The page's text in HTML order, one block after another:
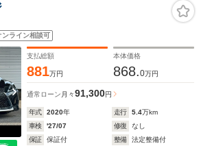
ンライン相談可
支払総額
881万円
本体価格
868.0万円
通常ローン 月々91,300円
年式 2020年 走行 5.4万km
車検
'27/07 修復
なし
保証
保証付 整備
法定整備付